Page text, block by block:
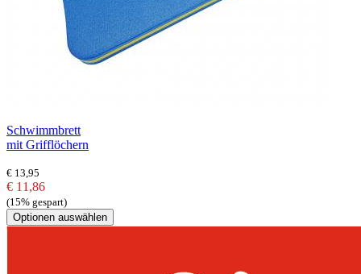
Schwimmbrett
mit Grifflöchern
€ 13,95
€ 11,86
(15% gespart)